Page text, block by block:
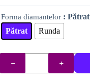
inițial
a
fost:
$1.38.
curent
este:
$1.14.
Forma diamantelor : Pătrat
Pătrat
Runda
Cantitate
DMC
diamante